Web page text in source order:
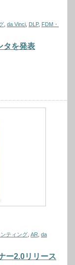
da Vinci DLP, FDM・
タを発表
ティング AR da
ー2.0リリース